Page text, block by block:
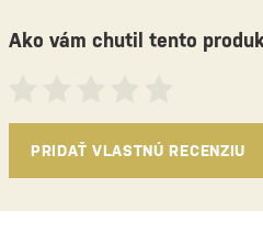
Ako vám chutil tento
PRIDAŤ VLASTNÚ RECENZIU